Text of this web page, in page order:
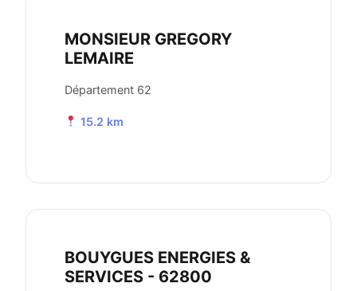
MONSIEUR GREGORY
LEMAIRE
Département 62
15.2 km
BOUYGUES ENERGIES &
SERVICES - 62800